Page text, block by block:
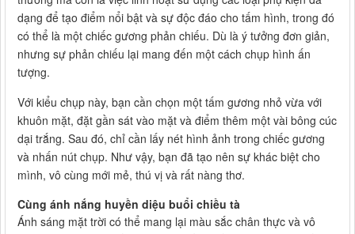
dạng để tạo điểm nổi bật và sự độc đáo cho tấm hình, trong đó
có thể là một chiếc gương phản chiếu. Dù là ý tưởng đơn giản,
nhưng sự phản chiếu lại mang đến một cách chụp hình ấn
tượng.
Với kiểu chụp này, bạn cần chọn một tấm gương nhỏ vừa với
khuôn mặt, đặt gần sát vào mặt và điểm thêm một vài bông cúc
dại trắng. Sau đó, chỉ cần lấy nét hình ảnh trong chiếc gương
và nhấn nút chụp. Như vậy, bạn đã tạo nên sự khác biệt cho
mình, vô cùng mới mẻ, thú vị và rất nàng thơ.
Cùng ánh nắng huyền diệu buổi chiều tà
Ánh sáng mặt trời có thể mang lại màu sắc chân thực và vô